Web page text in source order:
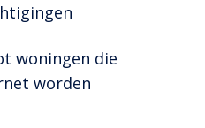
woningen die
worden